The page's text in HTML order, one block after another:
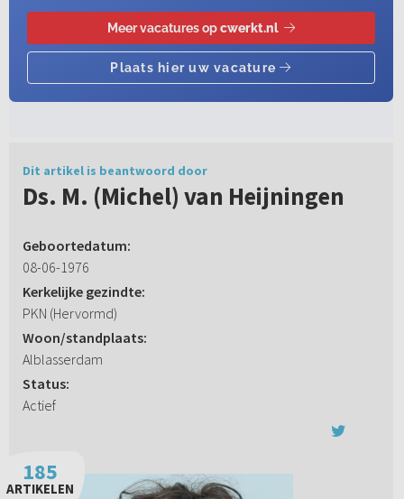
Dit artikel is beantwoord door
Ds. M. (Michel) van Heijningen
Geboortedatum:
08-06-1976
Kerkelijke gezindte:
PKN (Hervormd)
Woon/standplaats:
Alblasserdam
Status:
Actief
185
ARTIKELEN